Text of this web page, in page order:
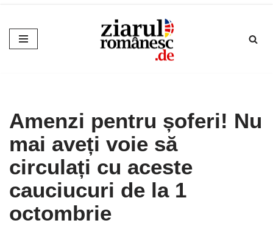
Sari
la
Amenzi pentru șoferi! Nu
mai aveți voie să
circulați cu aceste
cauciucuri de la 1
octombrie